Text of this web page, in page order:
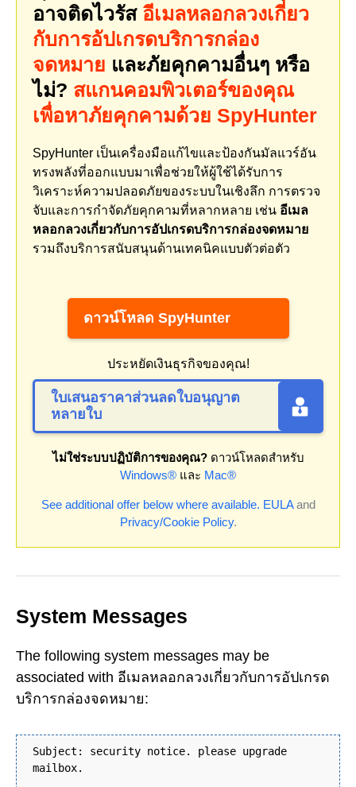
อาจติดไวรัส อีเมลหลอกลวงเกี่ยว
กับการอัปเกรดบริการกล่อง
จดหมาย และภัยคุกคามอื่นๆ หรือ
ไม่? สแกนคอมพิวเตอร์ของคุณ
เพื่อหาภัยคุกคามด้วย SpyHunter
SpyHunter เป็นเครื่องมือแก้ไขและป้องกันมัลแวร์อัน
ทรงพลังที่ออกแบบมาเพื่อช่วยให้ผู้ใช้ได้รับการ
วิเคราะห์ความปลอดภัยของระบบในเชิงลึก การตรวจ
จับและการกำจัดภัยคุกคามที่หลากหลาย เช่น อีเมล
หลอกลวงเกี่ยวกับการอัปเกรดบริการกล่องจดหมาย
รวมถึงบริการสนับสนุนด้านเทคนิคแบบตัวต่อตัว
ดาวน์โหลด SpyHunter
ประหยัดเงินธุรกิจของคุณ!
ใบเสนอราคาส่วนลดใบอนุญาต
หลายใบ
ไม่ใช่ระบบปฏิบัติการของคุณ?ดาวน์โหลดสำหรับ
Windows® และ Mac®
See additional offer below where available. EULAand
Privacy/Cookie Policy.
System Messages
The following system messages may be
associated with อีเมลหลอกลวงเกี่ยวกับการอัปเกรด
บริการกล่องจดหมาย:
Subject: security notice. please upgrade
mailbox.